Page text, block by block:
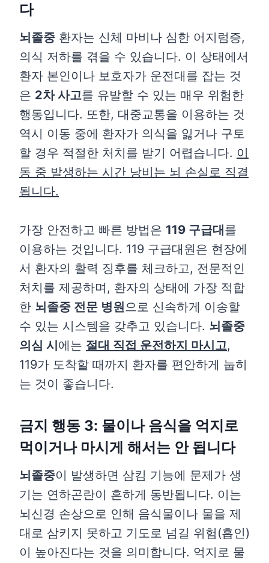
다
뇌졸중 환자는 신체 마비나 심한 어지럼증,
의식 저하를 겪을 수 있습니다. 이 상태에서
환자 본인이나 보호자가 운전대를 잡는 것
은 2차 사고를 유발할 수 있는 매우 위험한
행동입니다. 또한, 대중교통을 이용하는 것
역시 이동 중에 환자가 의식을 잃거나 구토
할 경우 적절한 처치를 받기 어렵습니다. 이
동 중 발생하는 시간 낭비는 뇌 손실로 직결
됩니다.
가장 안전하고 빠른 방법은 119 구급대를
이용하는 것입니다. 119 구급대원은 현장에
서 환자의 활력 징후를 체크하고, 전문적인
처치를 제공하며, 환자의 상태에 가장 적합
한 뇌졸중 전문 병원으로 신속하게 이송할
수 있는 시스템을 갖추고 있습니다. 뇌졸중
의심 시에는 절대 직접 운전하지 마시고,
119가 도착할 때까지 환자를 편안하게 눕히
는 것이 좋습니다.
금지 행동 3: 물이나 음식을 억지로
먹이거나 마시게 해서는 안 됩니다
뇌졸중이 발생하면 삼킴 기능에 문제가 생
기는 연하곤란이 흔하게 동반됩니다. 이는
뇌신경 손상으로 인해 음식물이나 물을 제
대로 삼키지 못하고 기도로 넘길 위험(흡인)
이 높아진다는 것을 의미합니다. 억지로 물